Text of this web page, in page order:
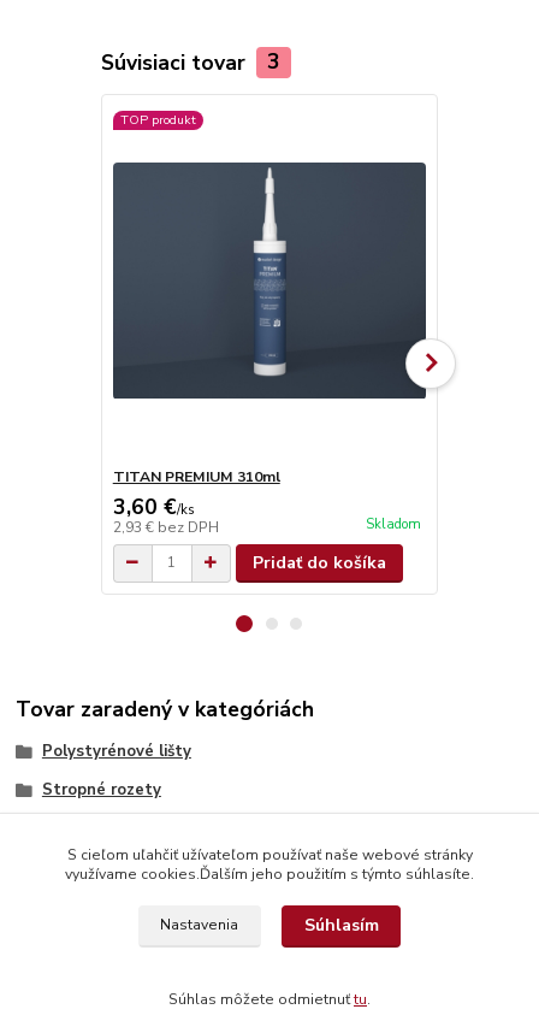
Súvisiaci tovar 3
TOP produkt
TITAN PREMIUM 310ml
3,60 €/ks
2,93 € bez DPH Skladom
Pridať do košíka
Tovar zaradený v kategóriách
Polystyrénové lišty
Stropné rozety
© Copyright 2026 www.interdekor.sk, všetky práva vyhradené
S cieľom uľahčiť užívateľom používať naše webové stránky
využívame cookies.Ďalším jeho použitím s týmto súhlasíte.
Nastavenia Súhlasím
Súhlas môžete odmietnuťtu.